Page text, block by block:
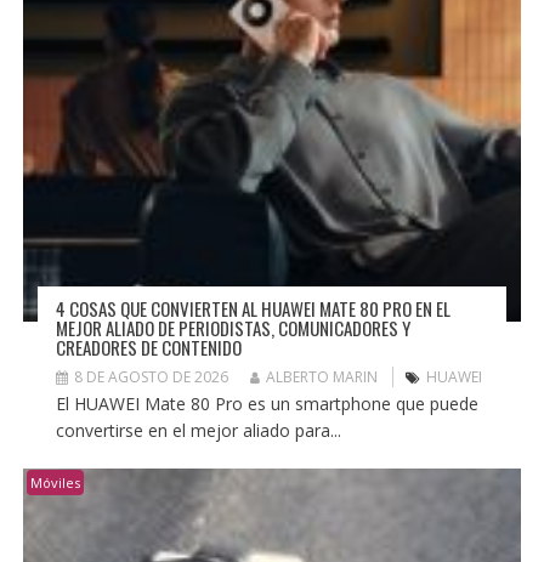
4 COSAS QUE CONVIERTEN AL HUAWEI MATE 80 PRO EN EL
MEJOR ALIADO DE PERIODISTAS, COMUNICADORES Y
CREADORES DE CONTENIDO
8 DE AGOSTO DE 2026 ALBERTO MARIN HUAWEI
El HUAWEI Mate 80 Pro es un smartphone que puede
convertirse en el mejor aliado para...
Móviles